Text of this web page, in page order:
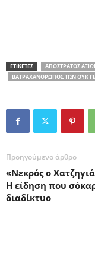
ΕΤΙΚΕΤΕΣ ΑΠΌΣΤΡΑΤΟΣ
ΒΑΤΡΑΧΆΝΘΡΩΠΟΣ ΤΩΝ ΟΥΚ
Προηγούμενο άρθρο
«Νεκρός ο
Η είδηση που
διαδίκτυο